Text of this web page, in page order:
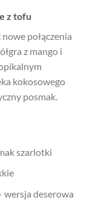
z tofu
połączenia
z mango i
kokosowego
posmak.
szarlotki
wersja deserowa